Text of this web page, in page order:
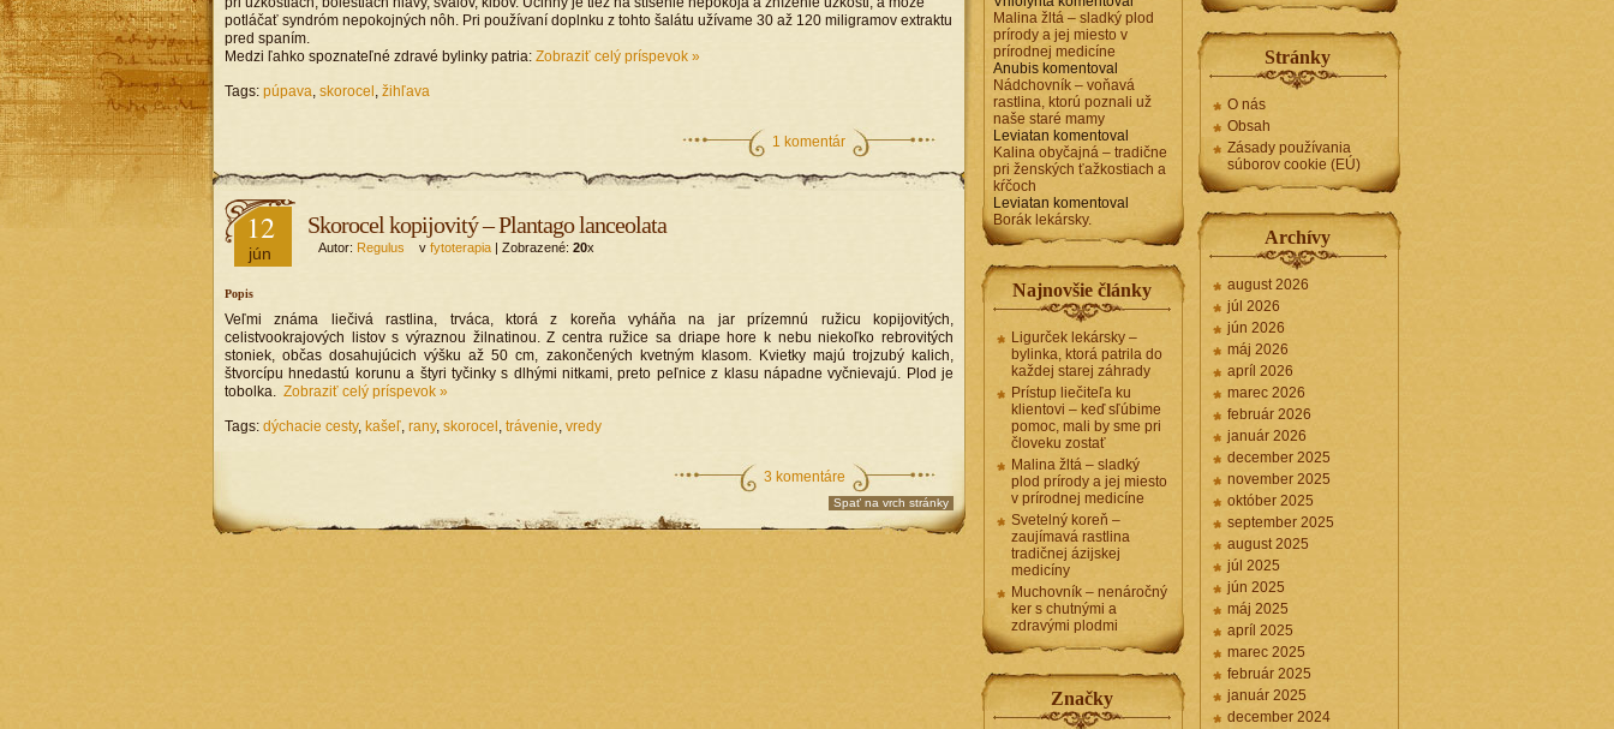
potláčať syndróm nepokojných nôh. Pri používaní doplnku z tohto šalátu užívame 30 až 120 miligramov extraktu
pred spaním.
Medzi ľahko spoznateľné zdravé bylinky patria: Zobraziť celý príspevok »
Tags: púpava, skorocel , žihľava
1 komentár
12
jún
Skorocel kopijovitý – Plantago lanceolata
Autor: Regulus v fytoterapia | Zobrazené: 20x
Popis
Veľmi známa liečivá rastlina, trváca, ktorá z koreňa vyháňa na jar prízemnú ružicu kopijovitých,
celistvookrajových listov s výraznou žilnatinou. Z centra ružice sa driape hore k nebu niekoľko rebrovitých
stoniek, občas dosahujúcich výšku až 50 cm, zakončených kvetným klasom. Kvietky majú trojzubý kalich,
štvorcípu hnedastú korunu a štyri tyčinky s dlhými nitkami, preto peľnice z klasu nápadne vyčnievajú. Plod je
tobolka. Zobraziť celý príspevok »
Tags: dýchacie cesty, kašeľ, rany, skorocel , trávenie, vredy
3 komentáre
Spať na vrch stránky
Malina žltá – sladký plod
prírody a jej miesto v
prírodnej medicíne
Anubis komentoval
Nádchovník – voňavá
rastlina, ktorú poznali už
naše staré mamy
Leviatan komentoval
Kalina obyčajná – tradične
pri ženských ťažkostiach a
kŕčoch
Leviatan komentoval
Borák lekársky.
Najnovšie články
Ligurček lekársky –
bylinka, ktorá patrila do
každej starej záhrady
Prístup liečiteľa ku
klientovi – keď sľúbime
pomoc, mali by sme pri
človeku zostať
Malina žltá – sladký
plod prírody a jej miesto
v prírodnej medicíne
Svetelný koreň –
zaujímavá rastlina
tradičnej ázijskej
medicíny
Muchovník – nenáročný
ker s chutnými a
zdravými plodmi
Značky
Stránky
O nás
Obsah
Zásady používania
súborov cookie (EÚ)
Archívy
august 2026
júl 2026
jún 2026
máj 2026
apríl 2026
marec 2026
február 2026
január 2026
december 2025
november 2025
október 2025
september 2025
august 2025
júl 2025
jún 2025
máj 2025
apríl 2025
marec 2025
február 2025
január 2025
december 2024